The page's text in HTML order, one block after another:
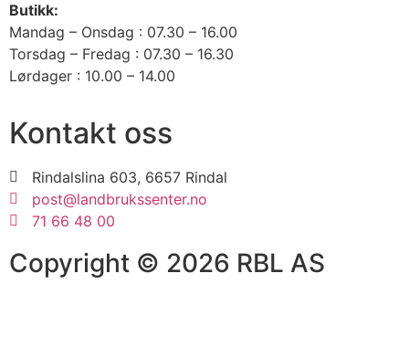
Butikk:
Mandag – Onsdag : 07.30 – 16.00
Torsdag – Fredag : 07.30 – 16.30
Lørdager : 10.00 – 14.00
Kontakt oss
Rindalslina 603, 6657 Rindal
post@landbrukssenter.no
71 66 48 00
Copyright © 2026 RBL AS